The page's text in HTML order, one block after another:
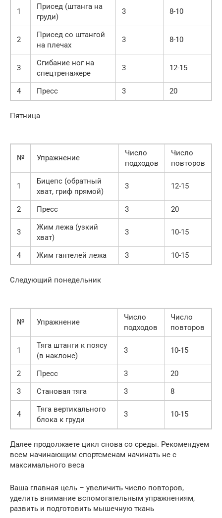
1
Присед (штанга на
груди)
3 8-10
2
Присед со штангой
на плечах
3 8-10
3
Сгибание ног на
спецтренажере
3 12-15
4 Пресс 3 20
Пятница
№ Упражнение
Число
подходов
Число
повторов
1
Бицепс (обратный
хват, гриф прямой)
3 12-15
2 Пресс 3 20
3
Жим лежа (узкий
хват)
3 10-15
4 Жим гантелей лежа 3 10-15
Следующий понедельник
№ Упражнение
Число
подходов
Число
повторов
1
Тяга штанги к поясу
(в наклоне)
3 10-15
2 Пресс 3
20
3
Становая тяга 3 8
4
Тяга вертикального
блока к груди
3 10-15
Далее продолжаете цикл снова со среды. Рекомендуем
всем начинающим спортсменам начинать не с
максимального веса
Ваша главная цель – увеличить число повторов,
уделить внимание вспомогательным упражнениям,
развить и подготовить мышечную ткань